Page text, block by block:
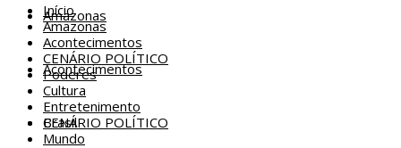
Amazonas
Acontecimentos
CENÁRIO POLÍTICO
Início
Amazonas
Acontecimentos
CENÁRIO POLÍTICO
Poderes
Cultura
Entretenimento
Brasil
Mundo